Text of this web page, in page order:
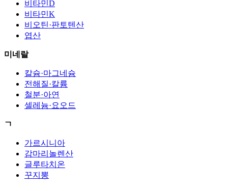
비타민D
비타민K
비오틴·판토텐산
엽산
미네랄
칼슘·마그네슘
전해질·칼륨
철분·아연
셀레늄·요오드
ㄱ
가르시니아
감마리놀렌산
글루타치온
꾸지뽕